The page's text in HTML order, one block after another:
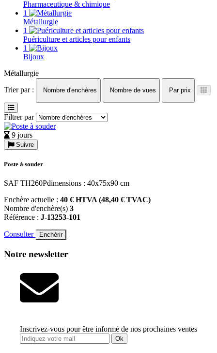
Pharmaceutique & chimique
1
Métallurgie
1
Puériculture et articles pour enfants
1
Bijoux
Métallurgie
Trier par :
Nombre d'enchères Nombre de vues Par prix
Filtrer par
9 jours
Suivre
Poste à souder
SAF TH260Pdimensions : 40x75x90 cm
Enchère actuelle : 40 € HTVA (48,40 € TVAC)
Nombre d'enchère(s) 3
Référence : J-13253-101
Consulter Enchérir
Notre newsletter
Inscrivez-vous pour être informé de nos prochaines ventes
Ok